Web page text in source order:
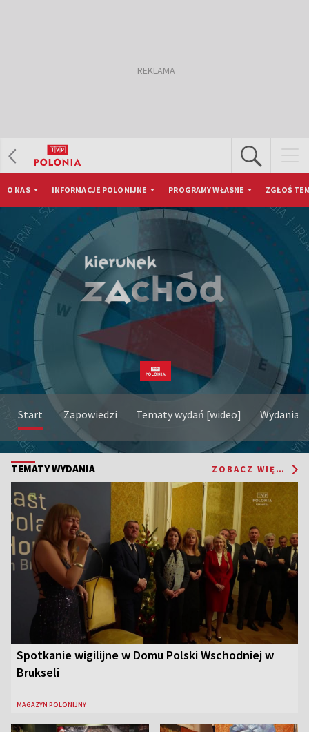
O NAS INFORMACJE POLONIJNE PROGRAMY WŁASNE ZGŁOŚ
Start Zapowiedzi Tematy wydań [wideo] Wydania
TEMATY WYDANIA ZOBACZ WIĘCEJ
Spotkanie wigilijne w Domu Polski Wschodniej w
Brukseli
MAGAZYN POLONIJNY